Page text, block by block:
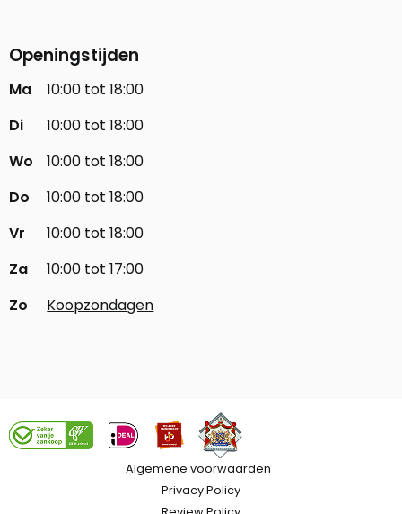
Openingstijden
Ma
10:00 tot 18:00
Di
10:00 tot 18:00
Wo
10:00 tot 18:00
Do
10:00 tot 18:00
Vr
10:00 tot 18:00
Za
10:00 tot 17:00
Zo
Koopzondagen
Algemene voorwaarden
Privacy Policy